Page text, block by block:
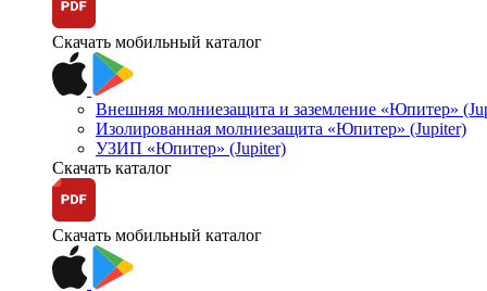
Скачать мобильный каталог
Внешняя молниезащита и заземление «Юпитер»
Изолированная молниезащита «Юпитер» (Jupiter)
УЗИП «Юпитер» (Jupiter)
Скачать каталог
Скачать мобильный каталог